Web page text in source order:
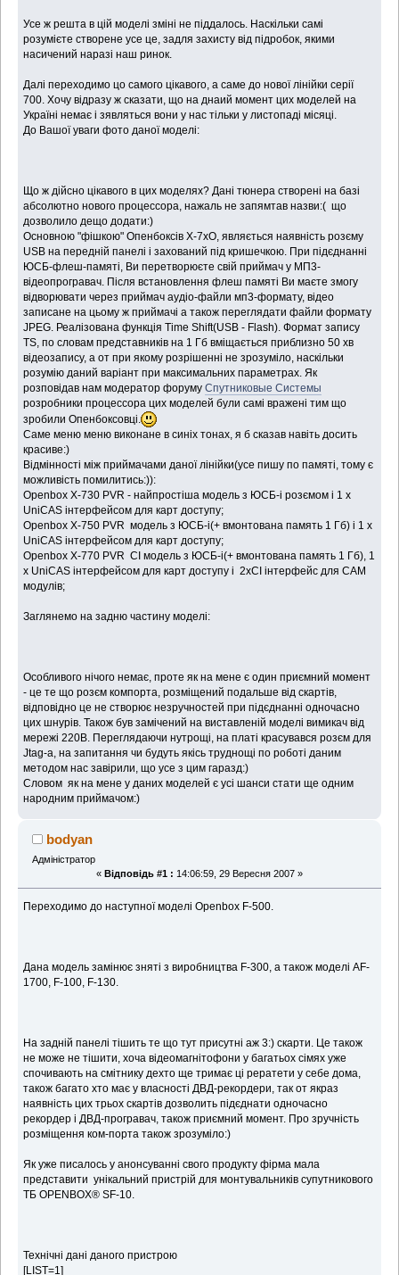
Усе ж решта в цій моделі зміні не піддалось. Наскільки самі
розумієте створене усе це, задля захисту від підробок, якими
насичений наразі наш ринок.
Далі переходимо цо самого цікавого, а саме до нової лінійки серії
700. Хочу відразу ж сказати, що на днаий момент цих моделей на
Україні немає і зявляться вони у нас тільки у листопаді місяці.
До Вашої уваги фото даної моделі:
Що ж дійсно цікавого в цих моделях? Дані тюнера створені на базі
абсолютно нового процессора, нажаль не запямтав назви:( що
дозволило дещо додати:)
Основною "фішкою" Опенбоксів Х-7хО, являється наявність розєму
USB на передній панелі і захований під кришечкою. При підєднанні
ЮСБ-флеш-памяті, Ви перетворюєте свій приймач у МП3-
відеопрогравач. Після встановлення флеш памяті Ви маєте змогу
відворювати через приймач аудіо-файли мп3-формату, відео
записане на цьому ж приймачі а також переглядати файли формату
JPEG. Реалізована функція Time Shift(USB - Flash). Формат запису
ТS, по словам представників на 1 Гб вміщається приблизно 50 хв
відеозапису, а от при якому розрішенні не зрозуміло, наскільки
розумію даний варіант при максимальних параметрах. Як
розповідав нам модератор форумуСпутниковые Системы
розробники процессора цих моделей були самі вражені тим що
зробили Опенбоксовці.
Саме меню меню виконане в синіх тонах, я б сказав навіть досить
красиве:)
Відмінності між приймачами даної лінійки(усе пишу по памяті, тому є
можливість помилитись:)):
Openbox X-730 PVR - найпростіша модель з ЮСБ-і розємом і 1 х
UniCAS інтерфейсом для карт доступу;
Openbox X-750 PVR модель з ЮСБ-і(+ вмонтована память 1 Гб) і 1 х
UniCAS інтерфейсом для карт доступу;
Openbox X-770 PVR CI модель з ЮСБ-і(+ вмонтована память 1 Гб), 1
х UniCAS інтерфейсом для карт доступу і 2хCI інтерфейс для CAM
модулів;
Заглянемо на задню частину моделі:
Особливого нічого немає, проте як на мене є один приємний момент
- це те що розєм компорта, розміщений подальше від скартів,
відповідно це не створює незручностей при підєднанні одночасно
цих шнурів. Також був замічений на виставленій моделі вимикач від
мережі 220В. Переглядаючи нутрощі, на платі красувався розєм для
Jtag-а, на запитання чи будуть якісь труднощі по роботі даним
методом нас завірили, що усе з цим гаразд:)
Словом як на мене у даних моделей є усі шанси стати ще одним
народним приймачом:)
bodyan
Адміністратор
« Відповідь #1 : 14:06:59, 29 Вересня 2007 »
Переходимо до наступної моделі Openbox F-500.
Дана модель замінює зняті з виробництва F-300, а також моделі AF-
1700, F-100, F-130.
На задній панелі тішить те що тут присутні аж 3:) скарти. Це також
не може не тішити, хоча відеомагнітофони у багатьох сімях уже
спочивають на смітнику дехто ще тримає ці рератети у себе дома,
також багато хто має у власності ДВД-рекордери, так от якраз
наявність цих трьох скартів дозволить підєднати одночасно
рекордер і ДВД-програвач, також приємний момент. Про зручність
розміщення ком-порта також зрозуміло:)
Як уже писалось у анонсуванні свого продукту фірма мала
представити унікальний пристрій для монтувальників супутникового
ТБ OPENBOX® SF-10.
Технічні дані даного пристрою
[LIST=1]